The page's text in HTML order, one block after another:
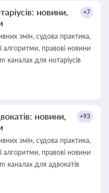
новини,
+7
змін, судова практика,
алгоритми, правові новини
каналах для нотаріусів
новини,
+93
змін, судова практика,
алгоритми, правові новини
каналах для адвокатів